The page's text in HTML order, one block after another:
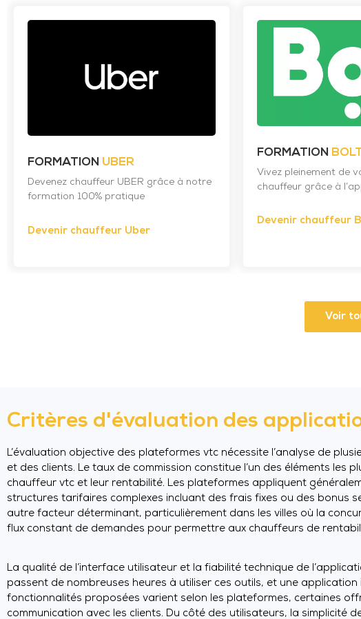
FORMATION UBER
Devenez chauffeur UBER grâce à notre
formation 100% pratique
Devenir chauffeur Uber
FORMATION
Vivez pleinement de
chauffeur grâce à
Devenir chauffeur
Voir
Critères d'évaluation des
L’évaluation objective des plateformes vtc nécessite l’analyse de
et des clients. Le taux de commission constitue l’un des éléments
chauffeur vtc et leur rentabilité. Les plateformes appliquent
structures tarifaires complexes incluant des frais fixes ou des bonus
autre facteur déterminant, particulièrement dans les villes où la
flux constant de demandes pour permettre aux chauffeurs de
La qualité de l’interface utilisateur et la fiabilité technique de
passent de nombreuses heures à utiliser ces outils, et une
fonctionnalités proposées varient selon les plateformes, certaines
communication avec les clients. Du côté des utilisateurs, la